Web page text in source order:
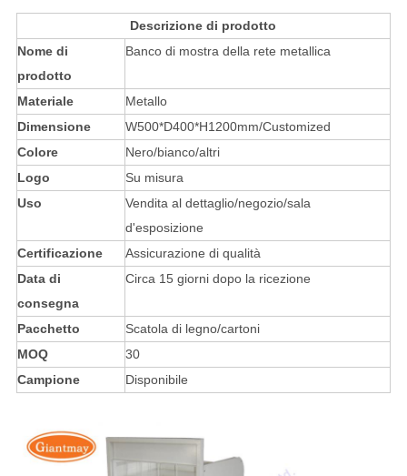
Descrizione di prodotto
Nome di
prodotto
Banco di mostra della rete metallica
Materiale
Metallo
Dimensione
W500*D400*H1200mm/Customized
Colore
Nero/bianco/altri
Logo
Su misura
Uso
Vendita al dettaglio/negozio/sala
d'esposizione
Certificazione
Assicurazione di qualità
Data di
consegna
Circa 15 giorni dopo la ricezione
Pacchetto
Scatola di legno/cartoni
MOQ
30
Campione
Disponibile